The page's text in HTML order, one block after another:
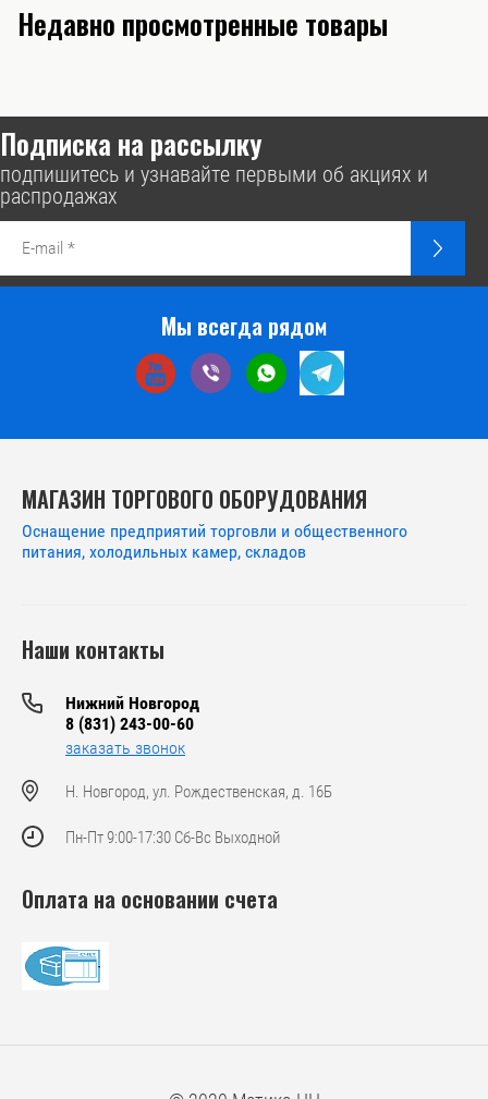
Недавно просмотренные товары
Подписка на рассылку
подпишитесь и узнавайте первыми об акциях и
распродажах
Мы всегда рядом
МАГАЗИН ТОРГОВОГО ОБОРУДОВАНИЯ
Оснащение предприятий торговли и общественного
питания, холодильных камер, складов
Наши контакты
Нижний Новгород
8 (831) 243-00-60
заказать звонок
Н. Новгород, ул. Рождественская, д. 16Б
Пн-Пт 9:00-17:30 Сб-Вс Выходной
Оплата на основании счета